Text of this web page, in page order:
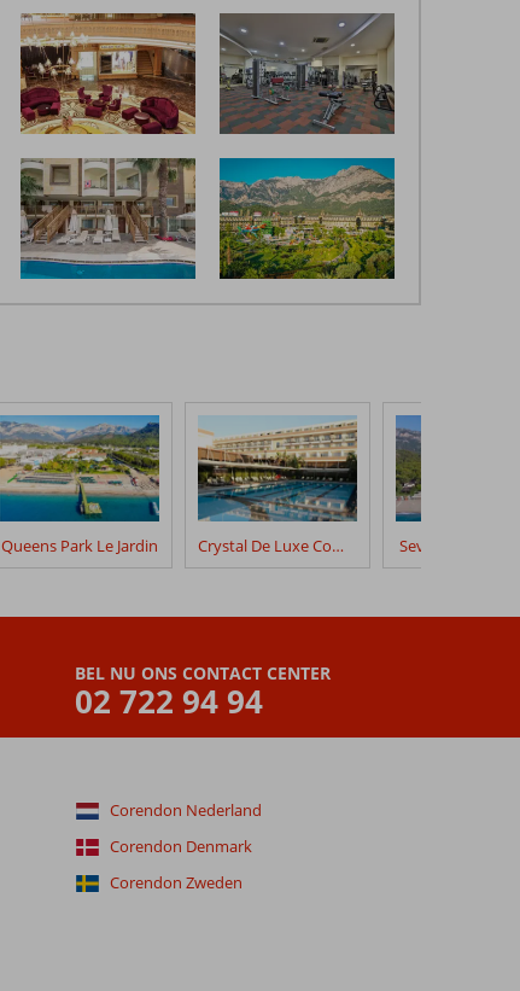
Queens Park Le Jardin Crystal De Luxe Comfort Collection Seven Seas
BEL NU ONS CONTACT CENTER
02 722 94 94
Corendon Nederland
Corendon Denmark
Corendon Zweden